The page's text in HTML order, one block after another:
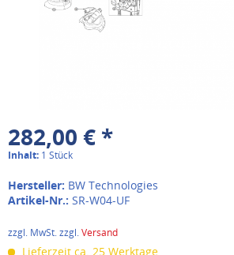
282,00 € *
Inhalt: 1 Stück
Hersteller: BW Technologies
Artikel-Nr.: SR-W04-UF
zzgl. MwSt. zzgl.Versand
Lieferzeit ca. 25 Werktage